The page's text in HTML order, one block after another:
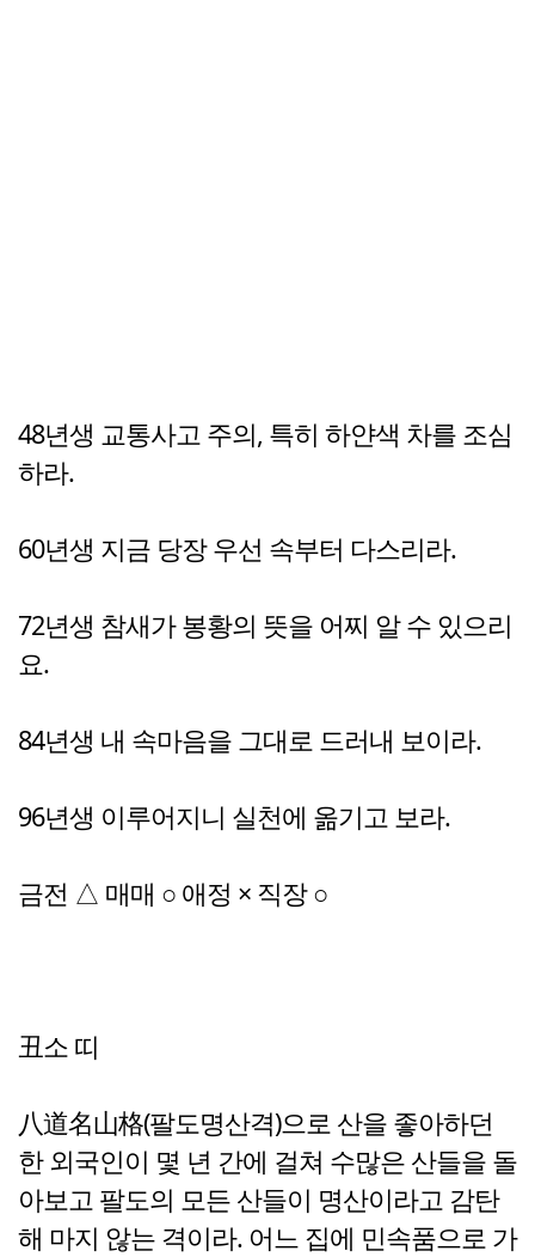
48년생 교통사고 주의, 특히 하얀색 차를 조심
하라.
60년생 지금 당장 우선 속부터 다스리라.
72년생 참새가 봉황의 뜻을 어찌 알 수 있으리
요.
84년생 내 속마음을 그대로 드러내 보이라.
96년생 이루어지니 실천에 옮기고 보라.
금전 △ 매매 ○ 애정 × 직장 ○
丑소 띠
八道名山格(팔도명산격)으로 산을 좋아하던
한 외국인이 몇 년 간에 걸쳐 수많은 산들을 돌
아보고 팔도의 모든 산들이 명산이라고 감탄
해 마지 않는 격이라. 어느 집에 민속품으로 가